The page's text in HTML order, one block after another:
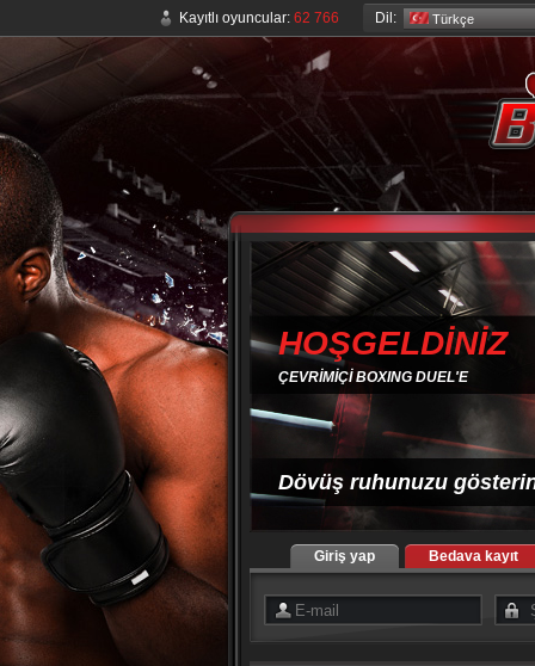
Kayıtlı oyuncular: 62 766 Dil: Türkçe
HOŞGELDİNİZ
ÇEVRİMİÇİ BOXING DUEL'E
Dövüş ruhunuzu
Giriş yap Bedava kayıt